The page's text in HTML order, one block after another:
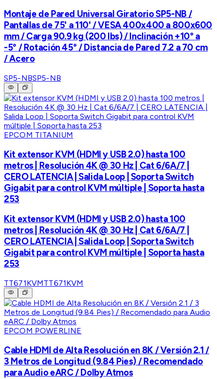
Montaje de Pared Universal Giratorio SP5-NB /
Pantallas de 75' a 110' / VESA 400x400 a 800x600
mm / Carga 90.9 kg (200 lbs) / Inclinación +10° a
-5° / Rotación 45° / Distancia de Pared 7.2 a 70 cm
/ Acero
SP5-NBSP5-NB
EPCOM TITANIUM
Kit extensor KVM (HDMI y USB 2.0) hasta 100
metros | Resolución 4K @ 30 Hz | Cat 6/6A/7 |
CERO LATENCIA | Salida Loop | Soporta Switch
Gigabit para control KVM múltiple | Soporta hasta
253
Kit extensor KVM (HDMI y USB 2.0) hasta 100
metros | Resolución 4K @ 30 Hz | Cat 6/6A/7 |
CERO LATENCIA | Salida Loop | Soporta Switch
Gigabit para control KVM múltiple | Soporta hasta
253
TT671KVMTT671KVM
EPCOM POWERLINE
Cable HDMI de Alta Resolución en 8K / Versión 2.1 /
3 Metros de Longitud (9.84 Pies) / Recomendado
para Audio eARC / Dolby Atmos